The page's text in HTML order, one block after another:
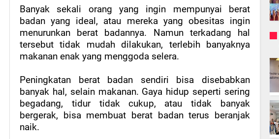
Banyak sekali orang yang ingin mempunyai berat
badan yang ideal, atau mereka yang obesitas ingin
menurunkan berat badannya. Namun terkadang hal
tersebut tidak mudah dilakukan, terlebih banyaknya
makanan enak yang menggoda selera.
Peningkatan berat badan sendiri bisa disebabkan
banyak hal, selain makanan. Gaya hidup seperti sering
begadang, tidur tidak cukup, atau tidak banyak
bergerak, bisa membuat berat badan terus beranjak
naik.